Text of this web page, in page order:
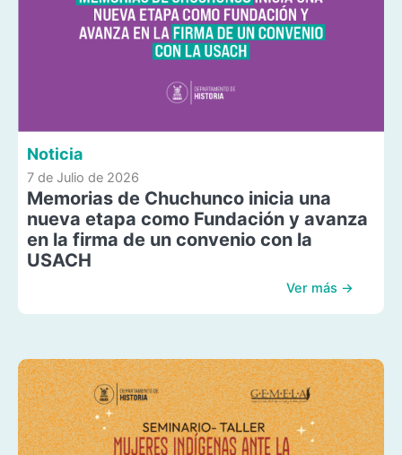
Noticia
7 de Julio de 2026
Memorias de Chuchunco inicia una
nueva etapa como Fundación y avanza
en la firma de un convenio con la
USACH
Ver más →